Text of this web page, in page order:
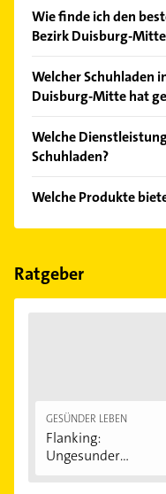
Wie finde ich den
Bezirk Duisburg-
Kundenmeinungen
Empfehlungen. Die
Welcher Schuhladen
Duisburg-Mitte hat
Bitte beachten Sie,
Feiertagen abweichen
Welche
Schuhladen?
Größenmessung und
Welche Produkte
Das Angebot
Ratgeber
GESÜNDER LEBEN
Flanking:
Ungesunder